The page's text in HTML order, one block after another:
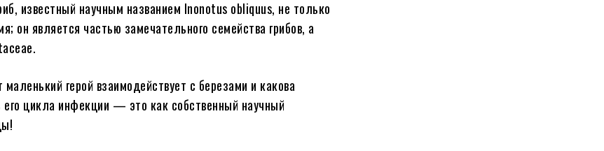
известный научным названием Inonotus obliquus, не только
он является частью замечательного семейства грибов, а
маленький герой взаимодействует с березами и какова
цикла инфекции — это как собственный научный